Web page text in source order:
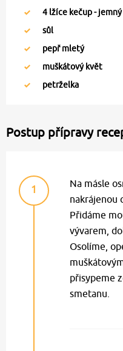
4 lžíce kečup - jemný
sůl
pepř mletý
muškátový květ
petrželka
Postup přípravy
1
Na másle
nakrájenou
Přidáme
vývarem,
Osolíme,
přisypeme
smetanu.